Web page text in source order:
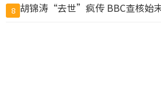
8 胡锦涛“去世”疯传 BBC查核始